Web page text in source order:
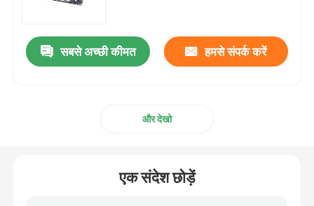
स्टेनलेस स्टील का तार पट्टी
स्टेनलेस स्टील ट्यूब पाइप
सबसे अच्छी कीमत हमसे संपर्क करें
और देखो
एक संदेश छोड़ें